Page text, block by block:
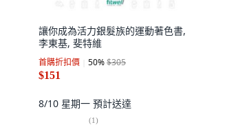
讓你成為活力銀髮族的運動著色書,
李東基, 斐特維
首購折扣價 50%$305
$151
8/10 星期一 預計送達
(1)